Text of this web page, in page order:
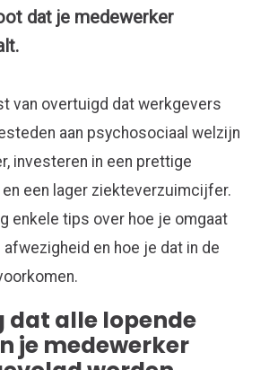
dat je medewerker
van overtuigd dat werkgevers
aan psychosociaal welzijn
investeren in een prettige
een lager ziekteverzuimcijfer.
enkele tips over hoe je omgaat
en hoe je dat in de
dat alle lopende
je medewerker